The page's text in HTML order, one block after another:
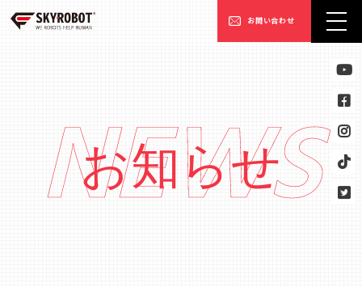
お問い合わせ
NEWS
お知らせ